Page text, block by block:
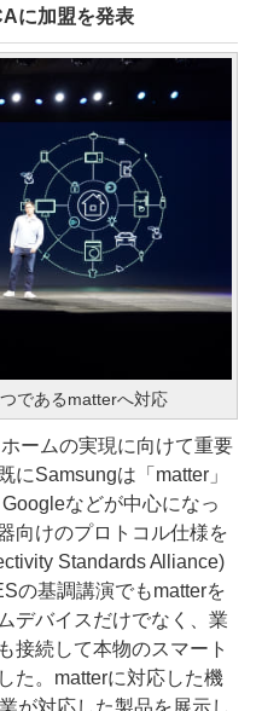
に加盟を発表
であるmatterへ対応
ームの実現に向けて重要
にSamsungは「matter」
などが中心になっ
向けのプロトコル仕様を
Standards Alliance)
の基調講演でもmatterを
デバイスだけでなく、業
接続して本物のスマート
た。matterに対応した機
が対応した製品を展示し